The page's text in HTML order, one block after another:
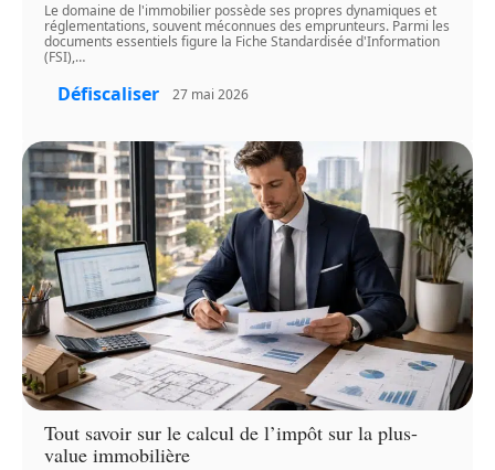
Le domaine de l'immobilier possède ses propres dynamiques et
réglementations, souvent méconnues des emprunteurs. Parmi les
documents essentiels figure la Fiche Standardisée d'Information
(FSI),…
Défiscaliser 27 mai 2026
Tout savoir sur le calcul de l’impôt sur la plus-
value immobilière